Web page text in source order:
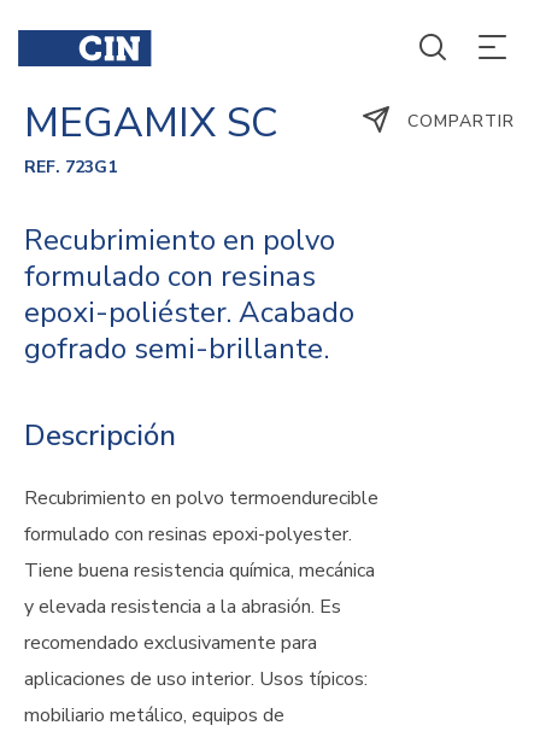
MEGAMIX SC
REF. 723G1
Recubrimiento en polvo
formulado con resinas
epoxi-poliéster. Acabado
gofrado semi-brillante.
Descripción
Recubrimiento en polvo termoendurecible
formulado con resinas epoxi-polyester.
Tiene buena resistencia química, mecánica
y elevada resistencia a la abrasión. Es
recomendado exclusivamente para
aplicaciones de uso interior. Usos típicos:
mobiliario metálico, equipos de
COMPARTIR